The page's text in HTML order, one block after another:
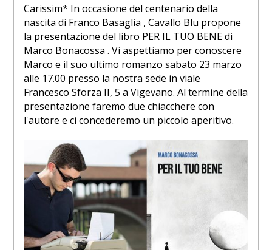
Carissim* In occasione del centenario della
nascita di Franco Basaglia , Cavallo Blu propone
la presentazione del libro PER IL TUO BENE di
Marco Bonacossa . Vi aspettiamo per conoscere
Marco e il suo ultimo romanzo sabato 23 marzo
alle 17.00 presso la nostra sede in viale
Francesco Sforza II, 5 a Vigevano. Al termine della
presentazione faremo due chiacchere con
l'autore e ci concederemo un piccolo aperitivo.